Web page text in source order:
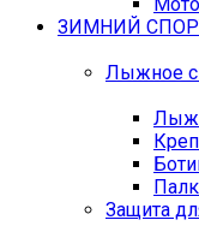
ЗИМНИЙ
Лыжное
Защита